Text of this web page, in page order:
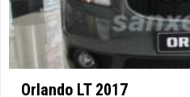
Orlando LT 2017